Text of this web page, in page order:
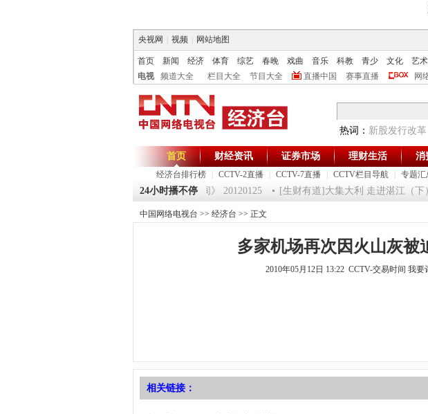
央视网
视频 网站地图
首页 新闻 经济 体育 综艺 春晚 戏曲 音乐 科教 青少 文化 艺术
电视
频道大全 栏目大全 节目大全 直播中国 赛事直播 网
热词： 新股发行改革
首页
经济台排行榜 CCTV-2直播 CCTV-7直播 CCTV栏目导航 专题汇
财经资讯 证券市场 理财生活 消
24小时播不停
《第一时间》 20120125 [生财有道]大集大利 走进湛江（下）
中国网络电视台 >> 经济台 >> 正文
多家机场再次因火山灰被
2010年05月12日 13:22 CCTV-交易时间 我要
相关链接：